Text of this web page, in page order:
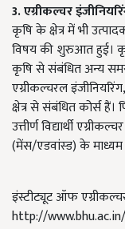
3.एग्रीकल्चर
कृषि के क्षेत्र में भी
विषय की शुरुआत हुई।
कृषि से संबंधित अन्य
एग्रीकल्चरल
क्षेत्र से संबंधित कोर्स हैं।
उत्तीर्ण विद्यार्थी
(मेंस/एडवांस्ड) के
इंस्टीट्यूट ऑफ
http://